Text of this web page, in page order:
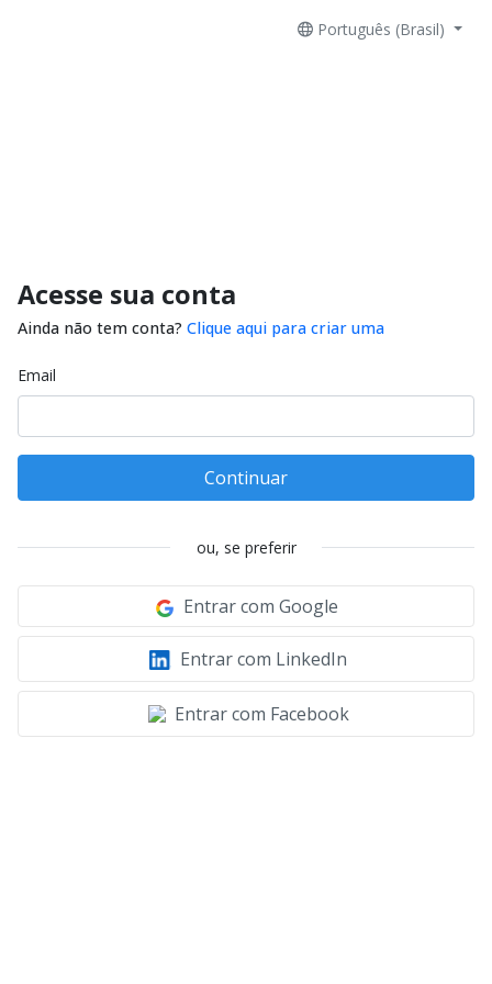
Português (Brasil)
Acesse sua conta
Ainda não tem conta? Clique aqui para criar uma
Email
Continuar
ou, se preferir
Entrar com Google
Entrar com LinkedIn
Entrar com Facebook